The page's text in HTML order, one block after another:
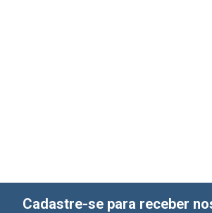
Cadastre-se para receber